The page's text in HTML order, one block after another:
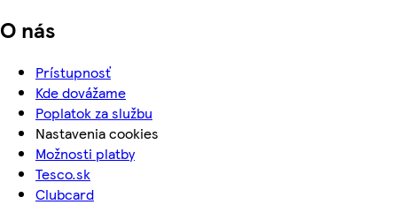
O nás
Prístupnosť
Kde dovážame
Poplatok za službu
Nastavenia cookies
Možnosti platby
Tesco.sk
Clubcard